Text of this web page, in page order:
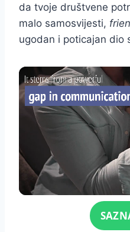
da tvoje društvene
malo samosvijesti,
ugodan i poticajan dio
Click for sound